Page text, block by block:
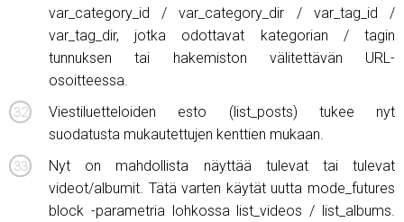
var_category_id / var_category_dir / var_tag_id /
var_tag_dir, jotka odottavat kategorian / tagin
tunnuksen tai hakemiston välitettävän URL-
osoitteessa.
Viestiluetteloiden esto (list_posts) tukee nyt
suodatusta mukautettujen kenttien mukaan.
Nyt on mahdollista näyttää tulevat tai tulevat
videot/albumit. Tätä varten käytät uutta mode_futures
block -parametria lohkossa list_videos / list_albums.